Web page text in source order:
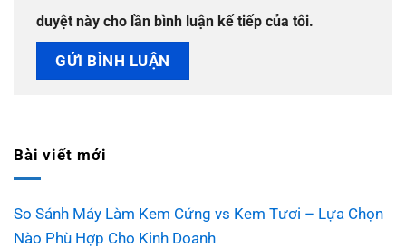
duyệt này cho lần bình luận kế tiếp của tôi.
Bài viết mới
So Sánh Máy Làm Kem Cứng vs Kem Tươi – Lựa Chọn
Nào Phù Hợp Cho Kinh Doanh